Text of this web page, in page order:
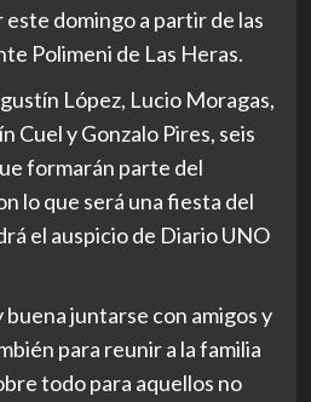
domingo a partir de las
Polimeni de Las Heras.
López, Lucio Moragas,
Cuel y Gonzalo Pires, seis
formarán parte del
lo que será una fiesta del
el auspicio de Diario UNO
buena juntarse con amigos y
para reunir a la familia
todo para aquellos no